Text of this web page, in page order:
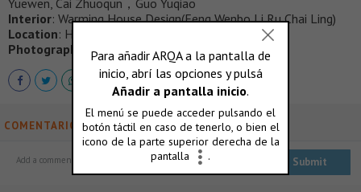
Yuewen, Cai Zhuoqun，Guo Yuqiao
Interior: Warming House Design(Feng Wenbo,Li Ru,Chai Ling)
Location: Huangshan, China
Photographer : Sun Haiting, Zhu Yumeng
COMENTARIOS